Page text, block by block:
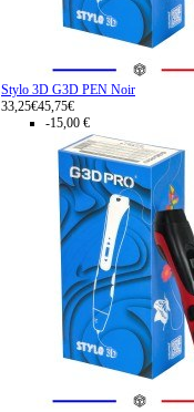
Stylo 3D G3D PEN Noir
33,25€45,75€
-15,00 €